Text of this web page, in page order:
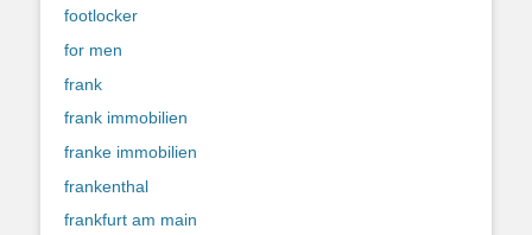
footlocker
for men
frank
frank immobilien
franke immobilien
frankenthal
frankfurt am main